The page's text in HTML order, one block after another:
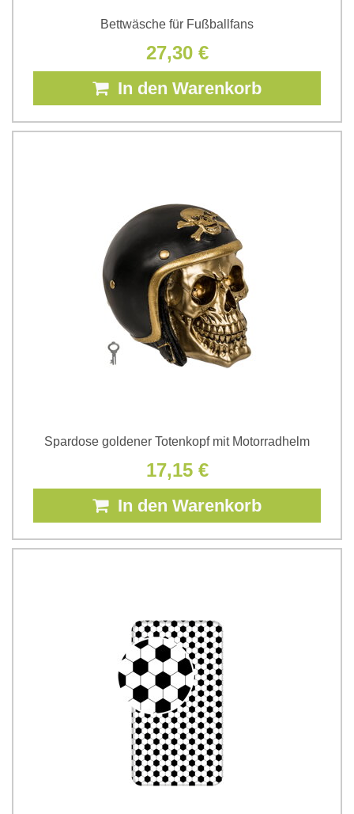
Bettwäsche für Fußballfans
27,30 €
In den Warenkorb
Spardose goldener Totenkopf mit Motorradhelm
17,15 €
In den Warenkorb